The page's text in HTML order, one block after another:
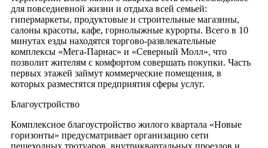
для повседневной жизни и отдыха всей семьей:
гипермаркеты, продуктовые и строительные магазины,
салоны красоты, кафе, горнолыжные курорты. Всего в 10
минутах езды находятся торгово-развлекательные
комплексы «Мега-Парнас» и «Северный Молл», что
позволит жителям с комфортом совершать покупки. Часть
первых этажей займут коммерческие помещения, в
которых разместятся предприятия сферы услуг.
Благоустройство
Комплексное благоустройство жилого квартала «Новые
горизонты» предусматривает организацию сети